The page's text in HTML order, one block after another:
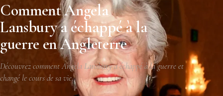
Comment Angela
Lansbury a échappé à la
guerre en Angleterre
Découvrez comment Angela Lansbury a échappé à la guerre et
changé le cours de sa vie.